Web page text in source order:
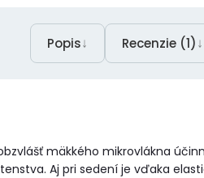
Popis↓ Recenzie (1)↓
mäkkého mikrovlákna
Aj pri sedení je vďaka